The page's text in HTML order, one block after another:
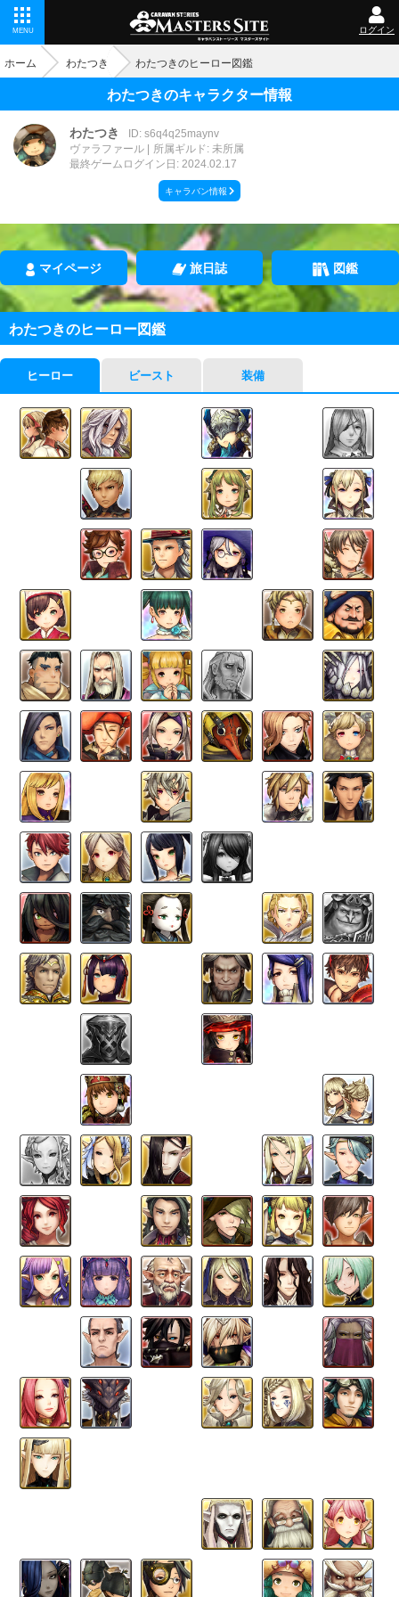
MENU ログイン
ホーム わたつき わたつきのヒーロー図鑑
わたつきのキャラクター情報
わたつき
ID: s6q4q25maynv
ヴァラファール
所属ギルド: 未所属
最終ゲームログイン日: 2024.02.17
キャラバン情報
マイページ 旅日誌 図鑑
わたつきのヒーロー図鑑
ヒーロー ビースト 装備